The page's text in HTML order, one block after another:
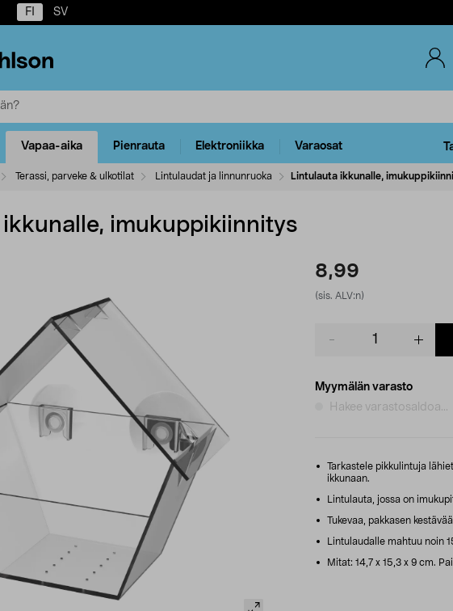
FI SV
Vapaa-aika Pienrauta Elektroniikka Varaosat
Terassi, parveke & ulkotilat Lintulaudat ja linnunruoka Lintulauta ikkunalle,
imukuppikiinnitys
8,99
(sis. ALV:n)
Myymälän varasto
Hakee varastosaldoa...
Tarkastele pikkulintuja
ikkunaan.
Lintulauta, jossa on
Tukevaa, pakkasen
Lintulaudalle mahtuu noin
Mitat: 14,7 x 15,3 x 9 cm.